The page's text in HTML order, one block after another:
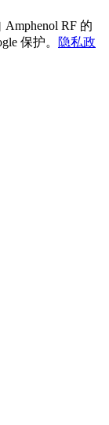
RF 的
保护。
隐私政